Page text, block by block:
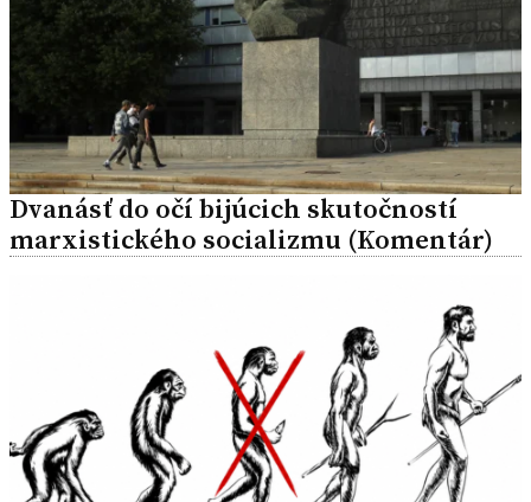
Dvanásť do očí bijúcich skutočností
marxistického socializmu (Komentár)